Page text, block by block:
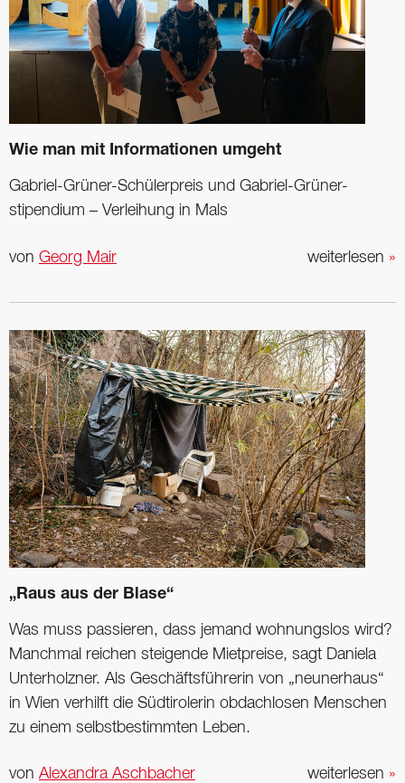
Wie man mit Informationen umgeht
Gabriel-Grüner-Schülerpreis und Gabriel-Grüner-
stipendium – Verleihung in Mals
weiterlesen »
von Georg Mair
„Raus aus der Blase“
Was muss passieren, dass jemand wohnungslos wird?
Manchmal reichen steigende ­Mietpreise, sagt Daniela
Unterholzner. Als Geschäftsführerin von „neunerhaus“
in Wien ­verhilft die Südtirolerin obdachlosen Menschen
zu einem selbstbestimmten Leben.
weiterlesen »
von Alexandra Aschbacher